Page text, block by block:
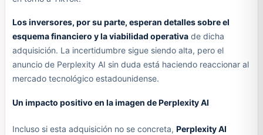
Los inversores, por su parte, esperan detalles sobre el
esquema financiero y la viabilidad operativade dicha
adquisición. La incertidumbre sigue siendo alta, pero el
anuncio de Perplexity AI sin duda está haciendo reaccionar al
mercado tecnológico estadounidense.
Un impacto positivo en la imagen de Perplexity AI
Incluso si esta adquisición no se concreta, Perplexity AI